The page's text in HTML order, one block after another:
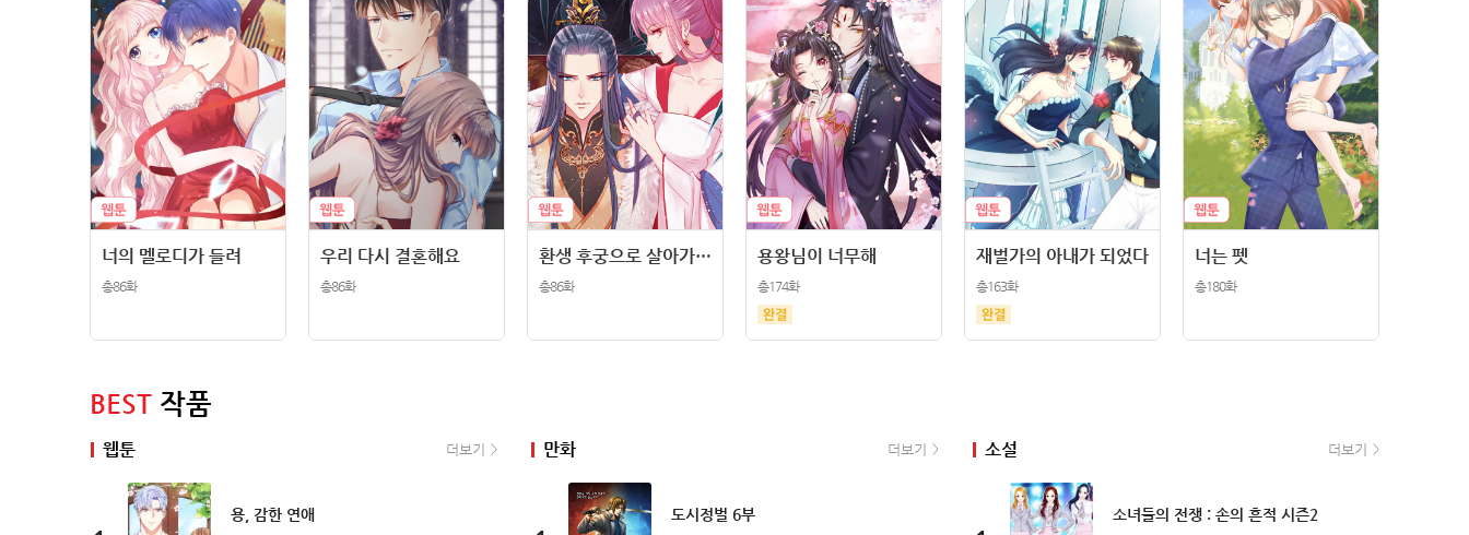
너의 멜로디가 들려
총86화
우리 다시 결혼해요
총86화
환생 후궁으로 살아가는 법
총86화
용왕님이 너무해
총174화
재벌가의 아내가 되었다
총163화
너는 펫
총180화
BEST 작품
웹툰 더보기
용, 감한 연애
만화 더보기
도시정벌 6부
소설 더보기
소녀들의 전쟁 : 손의 흔적 시즌2